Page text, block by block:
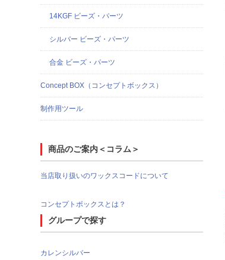
14KGF ビーズ・パーツ
シルバー ビーズ・パーツ
合金 ビーズ・パーツ
Concept BOX（コンセプトボックス）
制作用ツール
商品のご案内＜コラム＞
当店取り扱いのワックスコードについて
コンセプトボックスとは？
グループで探す
カレンシルバー